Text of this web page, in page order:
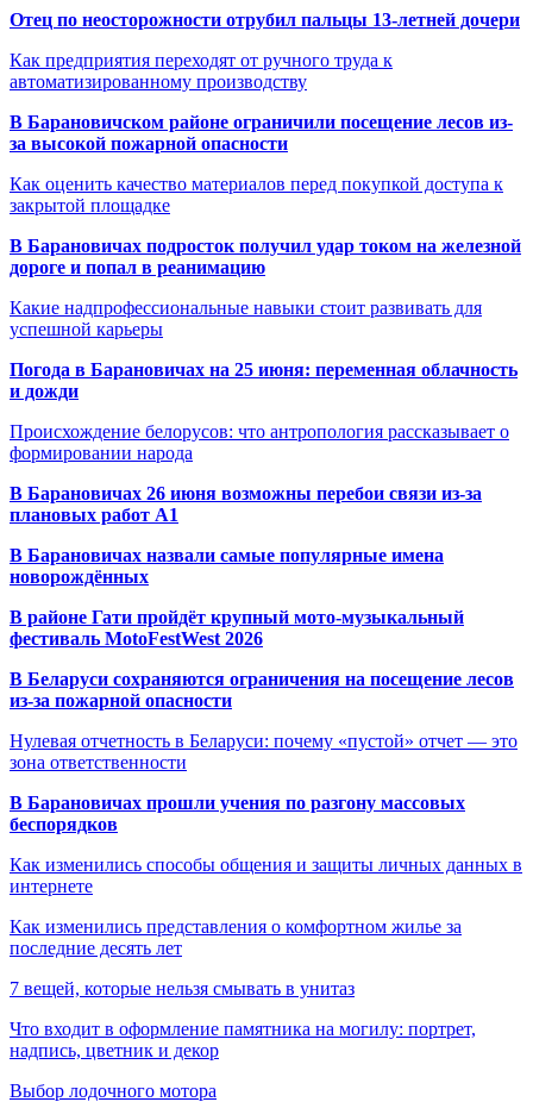
Отец по неосторожности отрубил пальцы 13-летней дочери
Как предприятия переходят от ручного труда к
автоматизированному производству
В Барановичском районе ограничили посещение лесов из-
за высокой пожарной опасности
Как оценить качество материалов перед покупкой доступа к
закрытой площадке
В Барановичах подросток получил удар током на железной
дороге и попал в реанимацию
Какие надпрофессиональные навыки стоит развивать для
успешной карьеры
Погода в Барановичах на 25 июня: переменная облачность
и дожди
Происхождение белорусов: что антропология рассказывает о
формировании народа
В Барановичах 26 июня возможны перебои связи из-за
плановых работ A1
В Барановичах назвали самые популярные имена
новорождённых
В районе Гати пройдёт крупный мото-музыкальный
фестиваль MotoFestWest 2026
В Беларуси сохраняются ограничения на посещение лесов
из-за пожарной опасности
Нулевая отчетность в Беларуси: почему «пустой» отчет — это
зона ответственности
В Барановичах прошли учения по разгону массовых
беспорядков
Как изменились способы общения и защиты личных данных в
интернете
Как изменились представления о комфортном жилье за
последние десять лет
7 вещей, которые нельзя смывать в унитаз
Что входит в оформление памятника на могилу: портрет,
надпись, цветник и декор
Выбор лодочного мотора